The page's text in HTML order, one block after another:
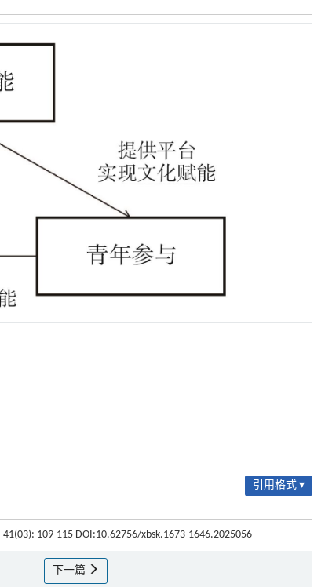
引用格式 ▾
41(03): 109-115 DOI:10.62756/xbsk.1673-1646.2025056
下一篇